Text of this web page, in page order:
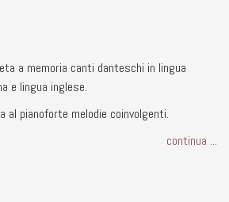
a memoria canti danteschi in lingua
e lingua inglese.
al pianoforte melodie coinvolgenti.
continua ...